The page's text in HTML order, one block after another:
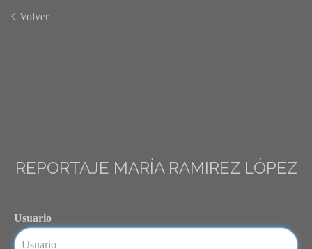
Volver
REPORTAJE MARÍA RAMIREZ LÓPEZ
Usuario